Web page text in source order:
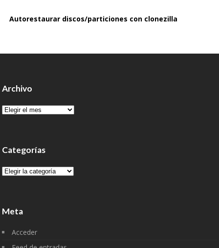
Autorestaurar discos/particiones con clonezilla
Archivo
Archivo
Categorías
Categorías
Meta
Acceder